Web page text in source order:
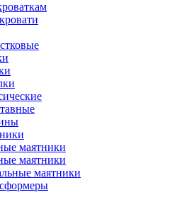
маятники
маятники
маятники